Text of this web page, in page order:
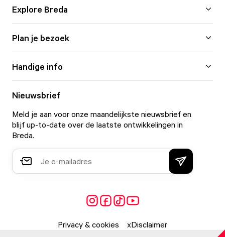
Explore Breda
Plan je bezoek
Handige info
Nieuwsbrief
Meld je aan voor onze maandelijkste nieuwsbrief en
blijf up-to-date over de laatste ontwikkelingen in
Breda.
Privacy & cookies Disclaimer